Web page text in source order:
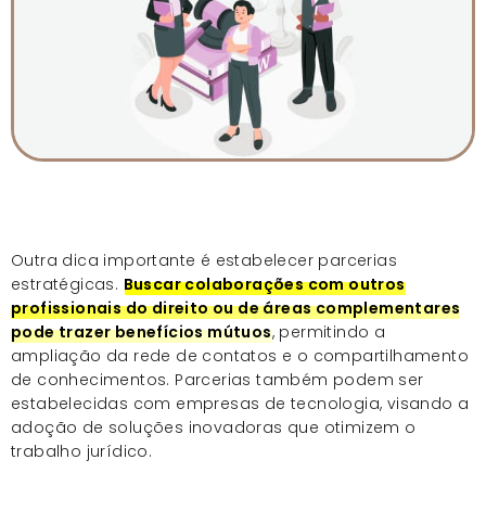
Outra dica importante é estabelecer parcerias
estratégicas. Buscar colaborações com outros
profissionais do direito ou de áreas complementares
pode trazer benefícios mútuos, permitindo a
ampliação da rede de contatos e o compartilhamento
de conhecimentos. Parcerias também podem ser
estabelecidas com empresas de tecnologia, visando a
adoção de soluções inovadoras que otimizem o
trabalho jurídico.